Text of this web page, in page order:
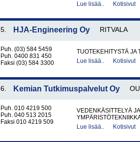
Lue lisää..
Kotisivut
5. HJA-Engineering Oy RITVALA
Puh. (03) 584 5459
Puh. 0400 831 450
Faksi (03) 584 3300
TUOTEKEHITYSTÄ JA
Lue lisää..
Kotisivut
6. Kemian Tutkimuspalvelut Oy
Puh. 010 4219 500
Puh. 040 513 2015
Faksi 010 4219 509
VEDENKÄSITTELYÄ
Lue lisää..
Kotisivut